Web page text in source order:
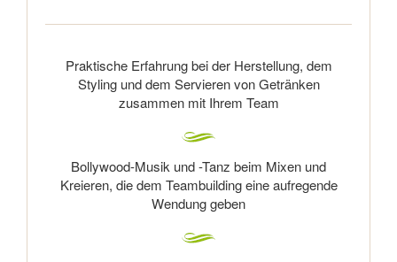
Praktische Erfahrung bei der Herstellung, dem
Styling und dem Servieren von Getränken
zusammen mit Ihrem Team
Bollywood-Musik und -Tanz beim Mixen und
Kreieren, die dem Teambuilding eine aufregende
Wendung geben